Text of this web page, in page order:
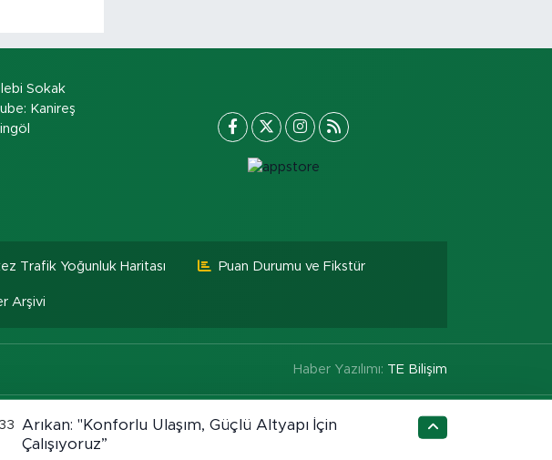
Sokak
Kanireş
Trafik Yoğunluk Haritası Puan Durumu ve Fikstür
Arşivi
Haber Yazılımı: TE Bilişim
Arıkan: "Konforlu Ulaşım, Güçlü Altyapı İçin
Çalışıyoruz”